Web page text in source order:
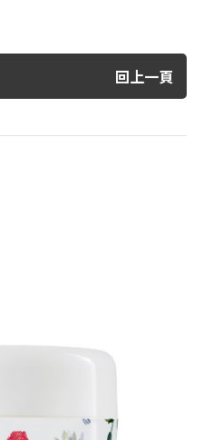
回上一頁